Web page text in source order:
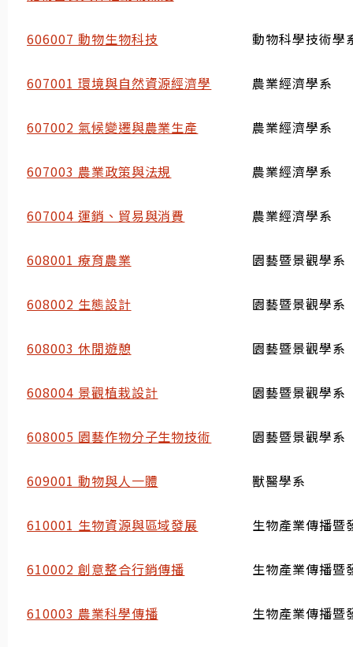
606007 動物生物科技 動物科學技術學
607001 環境與自然資源經濟學 農業經濟學系
607002 氣候變遷與農業生產 農業經濟學系
607003 農業政策與法規 農業經濟學系
607004 運銷、貿易與消費 農業經濟學系
608001 療育農業 園藝暨景觀學系
608002 生態設計 園藝暨景觀學系
608003 休閒遊憩 園藝暨景觀學系
608004 景觀植栽設計 園藝暨景觀學系
608005 園藝作物分子生物技術 園藝暨景觀學系
609001 動物與人一體 獸醫學系
610001 生物資源與區域發展 生物產業傳播暨
610002 創意整合行銷傳播 生物產業傳播暨
610003 農業科學傳播 生物產業傳播暨